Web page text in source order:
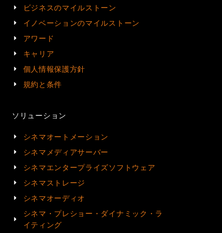
ビジネスのマイルストーン
イノベーションのマイルストーン
アワード
キャリア
個人情報保護方針
規約と条件
ソリューション
シネマオートメーション
シネマメディアサーバー
シネマエンタープライズソフトウェア
シネマストレージ
シネマオーディオ
シネマ・プレショー・ダイナミック・ラ
イティング